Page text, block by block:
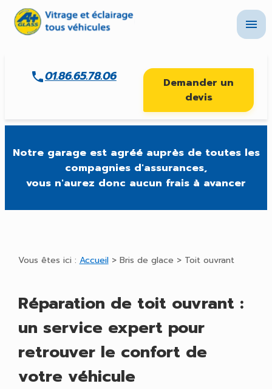
menu
phone01.86.65.78.06
Demander un
devis
Notre garage est agréé auprès de toutes les
compagnies d'assurances,
vous n'aurez donc aucun frais à avancer
Vous êtes ici : Accueil> Bris de glace > Toit ouvrant
Réparation de toit ouvrant :
un service expert pour
retrouver le confort de
votre véhicule
Panneau de gestion des cookies